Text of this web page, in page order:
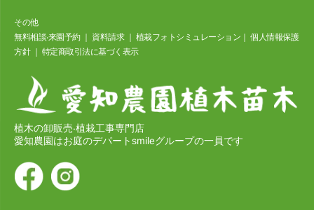
その他
無料相談‧来園予約｜ 資料請求｜ 植栽フォトシミュレーション ｜個⼈情報保護
⽅針｜ 特定商取引法に基づく表⽰
植木の卸販売‧植栽工事専門店
愛知農園はお庭のデパートsmileグループの一員です